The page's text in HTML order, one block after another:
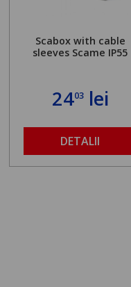
Scabox with cable
sleeves Scame IP55
2403lei
DETALII